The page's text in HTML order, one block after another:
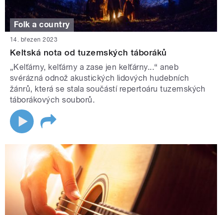
Folk a country
14. březen 2023
Keltská nota od tuzemských táboráků
„Kelťárny, kelťárny a zase jen kelťárny...“ aneb
svérázná odnož akustických lidových hudebních
žánrů, která se stala součástí repertoáru tuzemských
táborákových souborů.